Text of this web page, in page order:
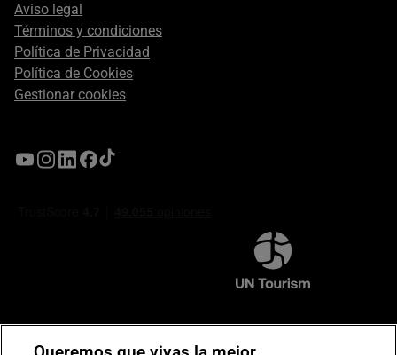
Aviso legal
Términos y condiciones
Política de Privacidad
Política de Cookies
Gestionar cookies
Compromiso de seguridad en pagos electrónicos